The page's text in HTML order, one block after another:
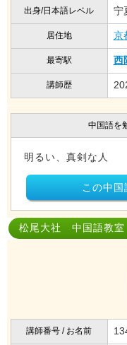
出身/日本語レベル 宁
居住地 京
最寄駅 西
講師歴
中国語を
明るい、真剣な人
この中
松尾大社 中国語教
講師番号 / お名前